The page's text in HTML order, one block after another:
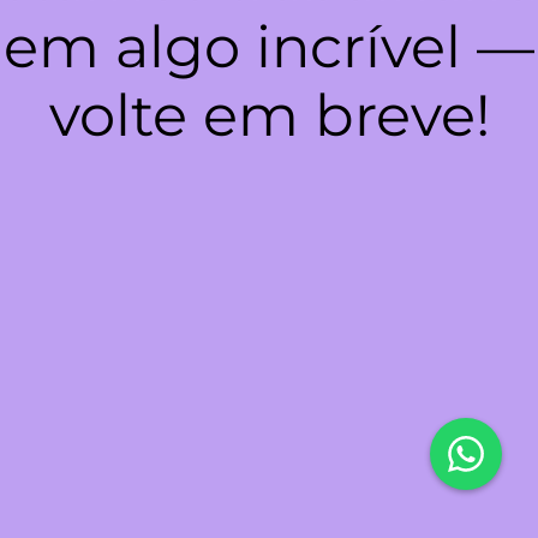
em algo incrível —
volte em breve!